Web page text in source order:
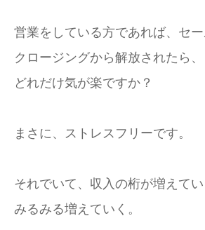
営業をしている方であれば、セー
クロージングから解放されたら、
どれだけ気が楽ですか？
まさに、ストレスフリーです。
それでいて、収入の桁が増えてい
みるみる増えていく。